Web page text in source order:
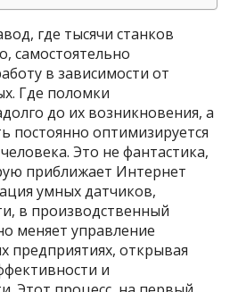
где тысячи станков
самостоятельно
в зависимости от
Где поломки
до их возникновения, а
постоянно оптимизируется
Это не фантастика,
приближает Интернет
умных датчиков,
в производственный
меняет управление
предприятиях, открывая
и